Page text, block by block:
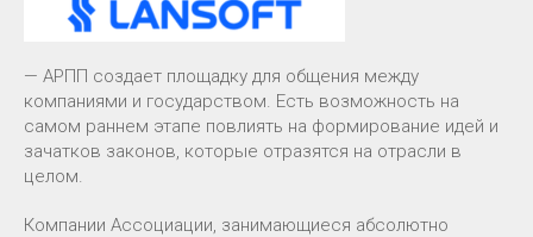
— АРПП создает площадку для общения между
компаниями и государством. Есть возможность на
самом раннем этапе повлиять на формирование идей и
зачатков законов, которые отразятся на отрасли в
целом.
Компании Ассоциации, занимающиеся абсолютно